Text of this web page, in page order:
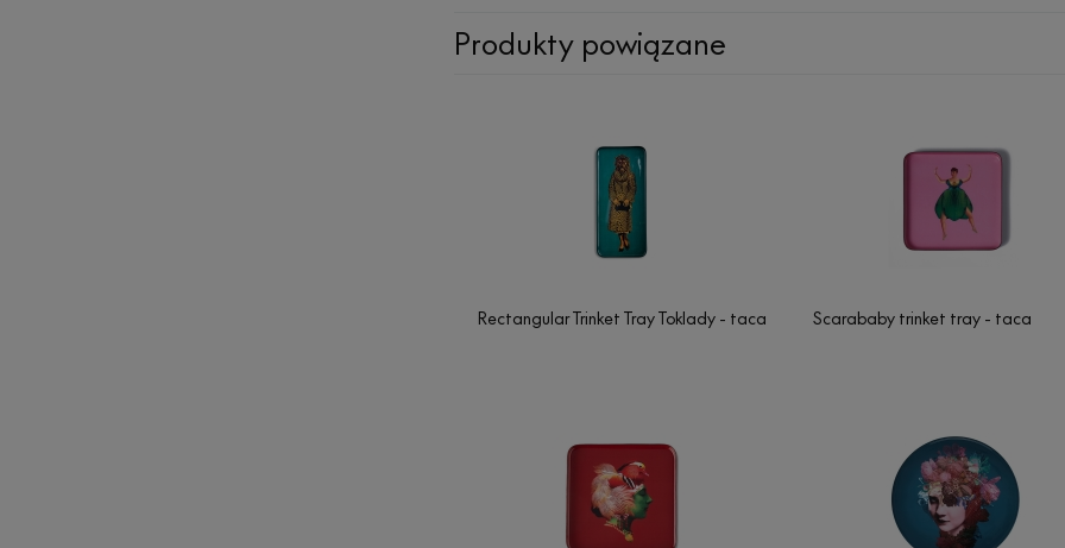
Produkty powiązane
Rectangular Trinket Tray Toklady - taca Scarababy trinket tray - taca